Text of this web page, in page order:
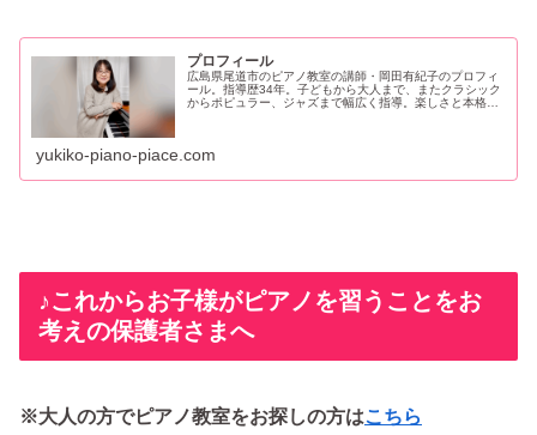
プロフィール
広島県尾道市のピアノ教室の講師・岡田有紀子のプロフィ
ール。指導歴34年。子どもから大人まで、またクラシック
からポピュラー、ジャズまで幅広く指導。楽しさと本格さ
yukiko-piano-piace.com
♪これからお子様がピアノを習うことをお
考えの保護者さまへ
※大人の方でピアノ教室をお探しの方はこちら